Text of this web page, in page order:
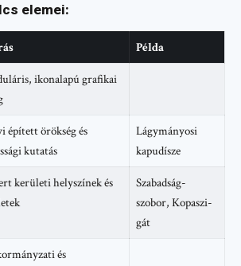
elemei:
Példa
ikonalapú grafikai
épített örökség és
kutatás
Lágymányosi
kapudísze
kerületi helyszínek és
Szabadság-
szobor, Kopaszi-
gát
és